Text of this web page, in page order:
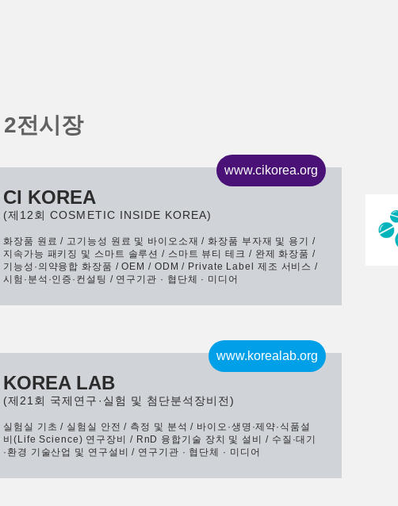
2전시 장
www.cikorea.org
CI KOREA
(제12회 COSMETIC INSIDE KOREA)
화장품 원료 / 고기능성 원료 및 바이오소재 / 화장품 부자재 및 용기 /
지속가능 패키징 및 스마트 솔루션 / 스마트 뷰티 테크 / 완제 화장품 /
기능성·의약융합 화장품 / OEM / ODM / Private Label 제조 서비스 /
시험·분석·인증·컨설팅 / 연구기관 · 협단체 · 미디어
www.korealab.org
KOREA LAB
(제21회 국제연구·실험 및 첨단분석장비전)
실험실 기초 / 실험실 안전 / 측정 및 분석 / 바이오·생명·제약·식품설
비(Life Science) 연구장비 / RnD 융합기술 장치 및 설비 / 수질·대기
·환경 기술산업 및 연구설비 / 연구기관 · 협단체 · 미디어